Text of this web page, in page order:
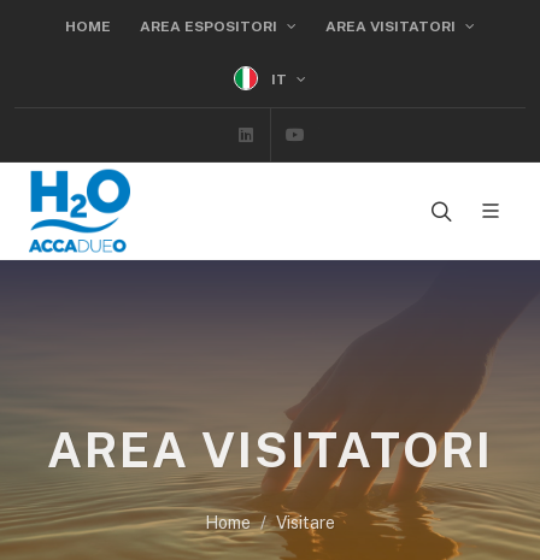
HOME AREA ESPOSITORI AREA VISITATORI
IT
Linkedin
AREA VISITATORI
Home Visitare